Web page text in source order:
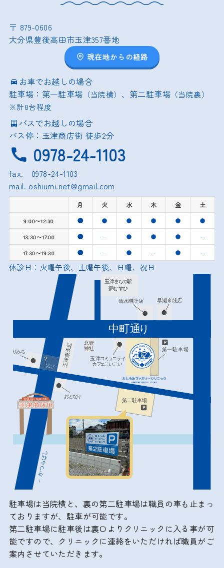
〒 879-0606
大分県豊後高田市玉津357番地
現在地からの経路
お車でお越しの場合
駐車場：第一駐車場 （当院横） 、第二駐車場 （当院裏）
※計8台程度
バスでお越しの場合
バス停：玉津商店街 徒歩2分
0978-24-1103
fax. 0978-24-1103
mail. oshiumi.net@gmail.com
月 火 水 木 金 土
9:00〜12:30
13:30〜17:00
ー ー
17:30〜19:30 ー ー ー
休診日：火曜午後、土曜午後、日曜、祝日
駐車場は当院横と、裏の第二駐車場は職員の車も止まっ
ておりますが、駐車が可能です。
第二駐車場に駐車後は裏口よりクリニックに入る事が可
能ですので、クリニックに連絡をいただければ職員がご
案内させていただきます。